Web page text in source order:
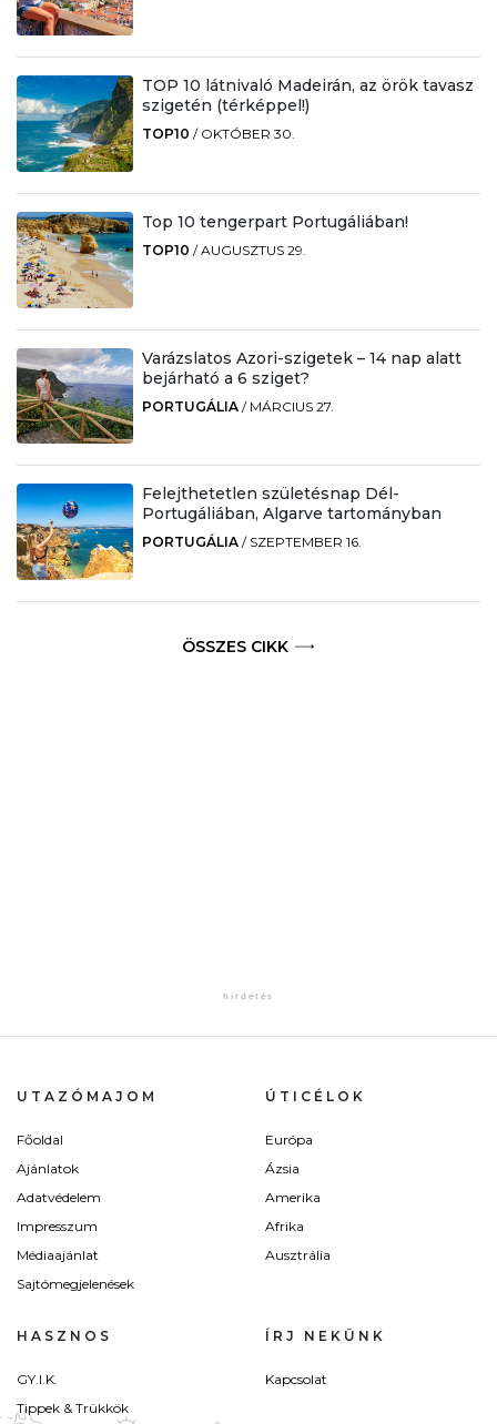
TOP 10 látnivaló Madeirán, az örök tavasz
szigetén (térképpel!)
TOP10 / OKTÓBER 30.
Top 10 tengerpart Portugáliában!
TOP10 /AUGUSZTUS 29.
Varázslatos Azori-szigetek – 14 nap alatt
bejárható a 6 sziget?
PORTUGÁLIA / MÁRCIUS 27.
Felejthetetlen születésnap Dél-
Portugáliában, Algarve tartományban
PORTUGÁLIA / SZEPTEMBER 16.
ÖSSZES CIKK
UTAZÓMAJOM
Főoldal
Ajánlatok
Adatvédelem
Impresszum
Médiaajánlat
Sajtómegjelenések
ÚTICÉLOK
Európa
Ázsia
Amerika
Afrika
Ausztrália
HASZNOS
GY.I.K.
Tippek & Trükkök
ÍRJ NEKÜNK
Kapcsolat